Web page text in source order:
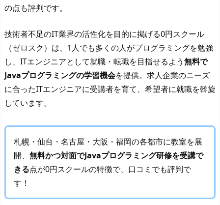
の点も評判です。
技術者不足のIT業界の活性化を目的に掲げる0円スクール
（ゼロスク）は、1人でも多くの人がプログラミングを勉強
し、ITエンジニアとして就職・転職を目指せるよう無料で
Javaプログラミングの学習機会を提供。求人企業のニーズ
に合ったITエンジニアに受講者を育て、希望者に就職を斡旋
しています。
札幌・仙台・名古屋・大阪・福岡の各都市に教室を展
開、 無料かつ対面でJavaプログラミング研修を受講で
きる点が0円スクールの特徴で、口コミでも評判で
す！